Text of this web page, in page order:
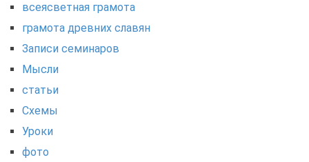
всеясветная грамота
грамота древних славян
Записи семинаров
Мысли
статьи
Схемы
Уроки
фото